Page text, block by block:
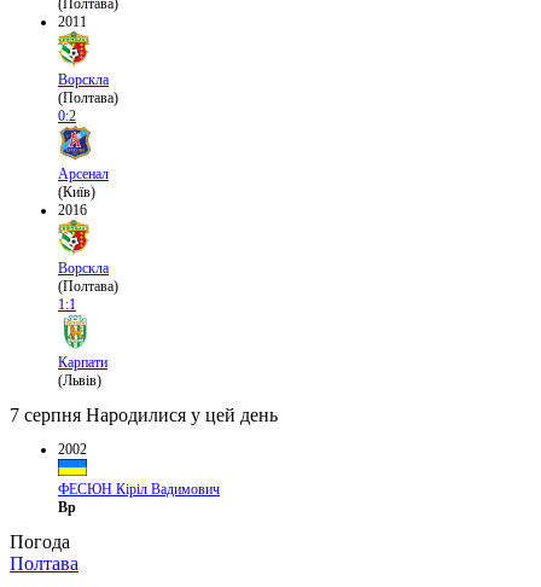
(Полтава)
2011
Ворскла
(Полтава)
0:2
Арсенал
(Київ)
2016
Ворскла
(Полтава)
1:1
Карпати
(Львів)
7 серпня Народилися у цей день
2002
ФЕСЮН Кіріл Вадимович
Вр
Погода
Полтава